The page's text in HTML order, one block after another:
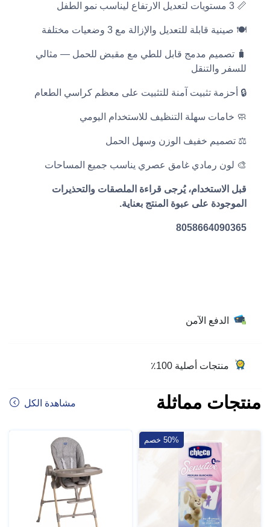
📏 3 مستويات لتعديل الارتفاع ليناسب نمو الطفل
🍽️ صينية قابلة للتعديل والإزالة مع 3 وضعيات مختلفة
🧳 تصميم مدمج قابل للطي مع مقبض للحمل — مثالي
للسفر والتنقل
🔒 أحزمة تثبيت آمنة للتثبيت على معظم كراسي الطعام
🧼 خامات سهلة التنظيف للاستخدام اليومي
⚖️ تصميم خفيف الوزن وسهل الحمل
🎨 لون رمادي غامق عصري يناسب جميع المساحات
قبل الاستخدام، يُرجى قراءة الملصقات والتحذيرات
الموجودة على عبوة المنتج بعناية.
8058664090365
الدفع الآمن
منتجات أصلية 100٪
منتجات مماثلة مشاهدة الكل
50% خصم